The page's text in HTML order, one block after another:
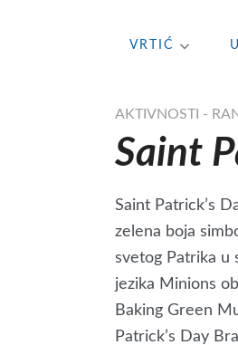
VRTIĆ
AKTIVNOSTI -
Saint
Saint Patrick’s
zelena boja
svetog Patrika u
jezika Minions
Baking Green
Patrick’s Day